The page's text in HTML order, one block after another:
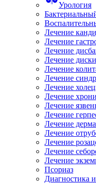
Урология
Лечение
Лечение
Лечение
Лечение
Лечение
Лечение
Лечение
Лечение
Лечение
Лечение
Лечение
Лечение
Лечение
Лечение
Лечение
Псориаз
Диагностика